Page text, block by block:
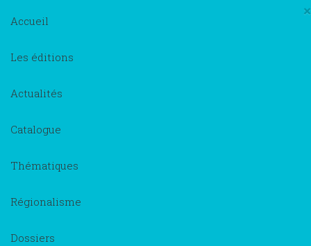
×
Accueil
Les éditions
Actualités
Catalogue
Thématiques
Régionalisme
Dossiers